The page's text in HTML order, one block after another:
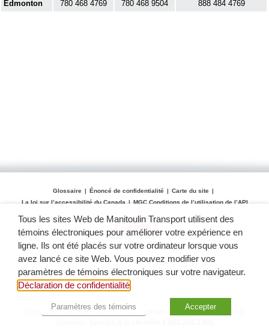
Edmonton
780 468 4769 780 468 9504 888 484 4769
Glossaire Énoncé de confidentialité
Carte du site
La loi sur l’accessibilité du Canada
MGC Conditions de l’utilisation de l’API
Copyright 2012 -2026 Groupe d'entreprises Manitoulin. | Tous droits
Tous les sites Web de Manitoulin Transport utilisent des
témoins électroniques pour améliorer votre expérience en
ligne. Ils ont été placés sur votre ordinateur lorsque vous
avez lancé ce site Web. Vous pouvez modifier vos
paramètres de témoins électroniques sur votre navigateur.
Déclaration de confidentialité
Paramètres des témoins Accepter